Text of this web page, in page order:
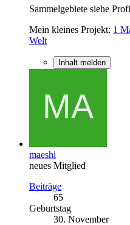
Sammelgebiete siehe
Mein kleines Projekt: 1
Welt
Inhalt melden
maeshi
neues Mitglied
Beiträge
65
Geburtstag
30. November